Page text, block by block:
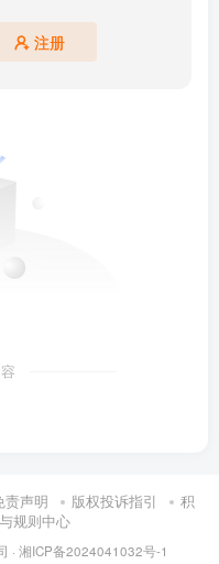
注册
责声明 版权投诉指引
积
规则中心
· 湘ICP备2024041032号-1